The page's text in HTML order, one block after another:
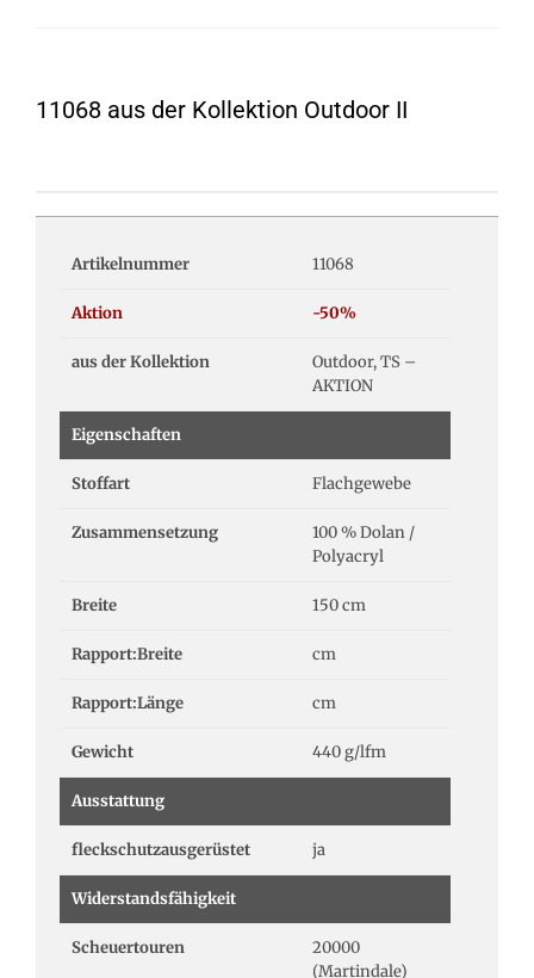
11068 aus der Kollektion Outdoor II
Artikelnummer 11068
Aktion -50%
aus der Kollektion
Outdoor, TS –
AKTION
Eigenschaften
Stoffart Flachgewebe
Zusammensetzung
100 % Dolan /
Polyacryl
Breite 150 cm
Rapport:Breite cm
Rapport:Länge cm
Gewicht 440 g/lfm
Ausstattung
fleckschutzausgerüstet ja
Widerstandsfähigkeit
Scheuertouren
20000
(Martindale)